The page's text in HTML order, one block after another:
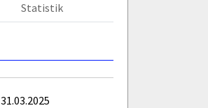
Statistik
31.03.2025